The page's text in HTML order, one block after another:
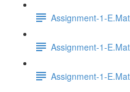
Assignment-1-
Assignment-1-
Assignment-1-